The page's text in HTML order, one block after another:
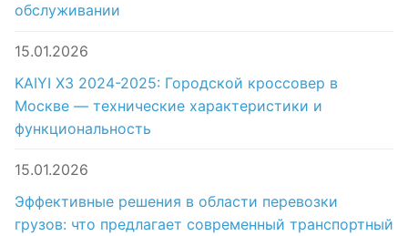
обслуживании
15.01.2026
KAIYI X3 2024-2025: Городской кроссовер в
Москве — технические характеристики и
функциональность
15.01.2026
Эффективные решения в области перевозки
грузов: что предлагает современный транспортный